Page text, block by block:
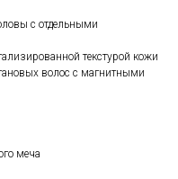
с отдельными
текстурой кожи
волос с магнитными
меча